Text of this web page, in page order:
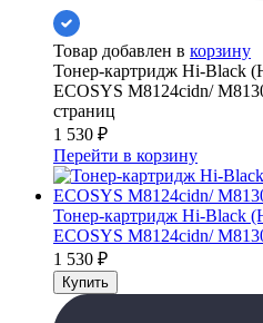
Товар добавлен в корзину
Тонер-картридж Hi-Black
ECOSYS M8124cidn/
страниц
1 530 ₽
Перейти в корзину
Тонер-картридж Hi-Black
ECOSYS M8124cidn/
1 530 ₽